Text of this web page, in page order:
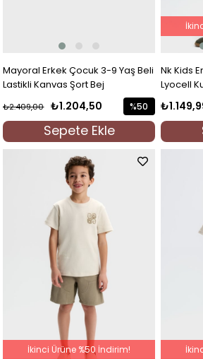
Mayoral Erkek Çocuk 3-9 Yaş Beli
Lastikli Kanvas Şort Bej
₺1.204,50
₺2.409,00
Sepete Ekle
%50
İndirim
%50İndirim
Nk Kids
Lyocell
Rengi
İkinci Ürüne %50 İndirim!